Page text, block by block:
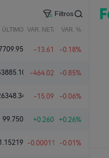
Filtros
ÚLTIMO VAR. NETA VAR. %
7709.95 -13.61 -0.18%
Average
-464.02 -0.85%
Index
-15.09 -0.06%
99.750 +0.260 +0.26%
-0.00011 -0.01%